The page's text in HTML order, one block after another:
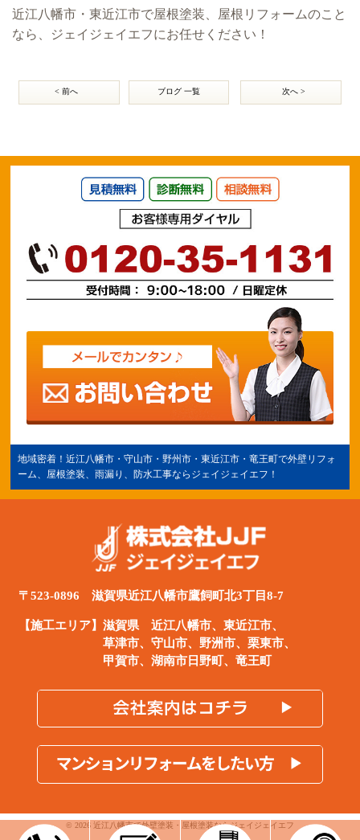
近江八幡市・東近江市で屋根塗装、屋根リフォームのこと
なら、ジェイジェイエフにお任せください！
< 前へ ブログ 一覧 次へ >
地域密着！近江八幡市 ・守山市・野州市・東近江市 ・竜王町で外壁リフォ
ーム、屋根塗装、雨漏り、防水工事ならジェイジェイエフ！
〒523-0896 滋賀県近江八幡市鷹飼町北3丁目8-7
【施工エリア】滋賀県近江八幡市、東近江市、
草津市、守山市、野洲市、栗東市、
甲賀市、湖南市日野町、竜王町
© 2026 近江八幡市で外壁塗装・屋根塗装ならジェイジェイエフ